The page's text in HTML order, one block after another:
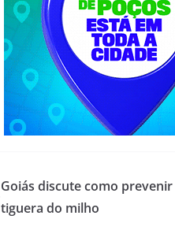
Goiás discute como
tiguera do milho